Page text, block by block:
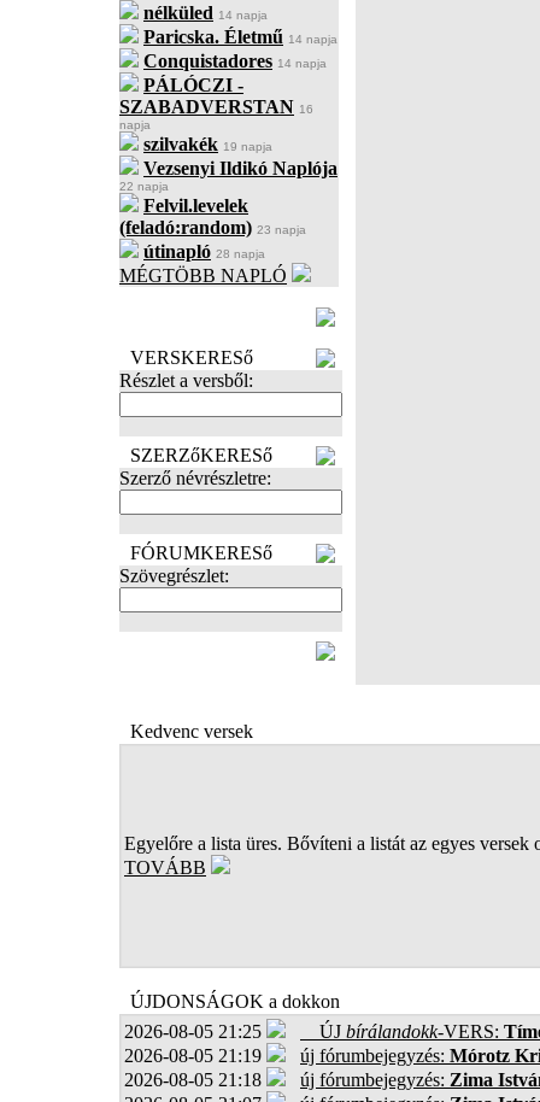
nélküled 14 napja
Paricska. Életmű 14 napja
Conquistadores 14 napja
PÁLÓCZI -
SZABADVERSTAN 16
napja
szilvakék 19 napja
Vezsenyi Ildikó Naplója
22 napja
Felvil.levelek
(feladó:random) 23 napja
útinapló 28 napja
MÉGTÖBB NAPLÓ
VERSKERESő
Részlet a versből:
SZERZőKERESő
Szerző névrészletre:
FÓRUMKERESő
Szövegrészlet:
Kedvenc versek
Egyelőre a lista üres. Bővíteni a listát az egyes versek
TOVÁBB
ÚJDONSÁGOK a dokkon
2026-08-05 21:25
ÚJ bírálandokk-VERS:
2026-08-05 21:19
új fórumbejegyzés: Mórotz
2026-08-05 21:18
új fórumbejegyzés: Zima